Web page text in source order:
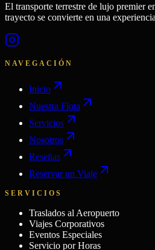
El transporte terrestre de lujo premier
trayecto se convierte en una
NAVEGACIÓN
Inicio
Nuestra Flota
Servicios
Nosotros
Reseñas
Reservar un Viaje
SERVICIOS
Traslados al Aeropuerto
Viajes Corporativos
Eventos Especiales
Servicio por Horas